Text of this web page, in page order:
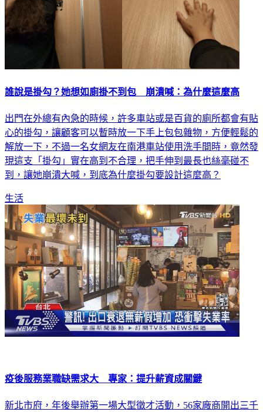
誰說是掛勾？她想如廁掛不到包 崩潰喊：為什麼這麼高
出門在外總有內急的時候，許多車站或是百貨的廁所都會有貼
心的掛勾，讓顧客可以暫時放一下手上包包雜物，方便輕鬆的
解放一下，不過一名女網友在南港車站使用洗手間時，竟然發
現這支「掛勾」實在高到不合理，把手伸到最長也絲毫碰不
到，讓她崩潰大喊，到底為什麼掛勾要設計這麼高？
生活
疫後服務業職缺需求大 專家：提升薪資成關鍵
新北市府，年後舉辦第一場大型徵才活動，56家廠商開出三千